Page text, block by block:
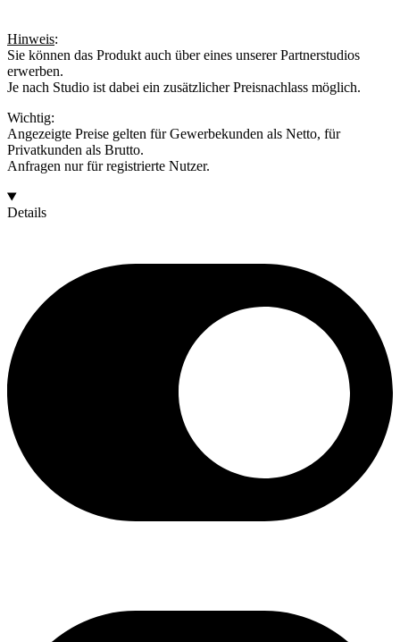
Hinweis:
Sie können das Produkt auch über eines unserer Partnerstudios
erwerben.
Je nach Studio ist dabei ein zusätzlicher Preisnachlass möglich.
Wichtig:
Angezeigte Preise gelten für Gewerbekunden als Netto, für
Privatkunden als Brutto.
Anfragen nur für registrierte Nutzer.
Details